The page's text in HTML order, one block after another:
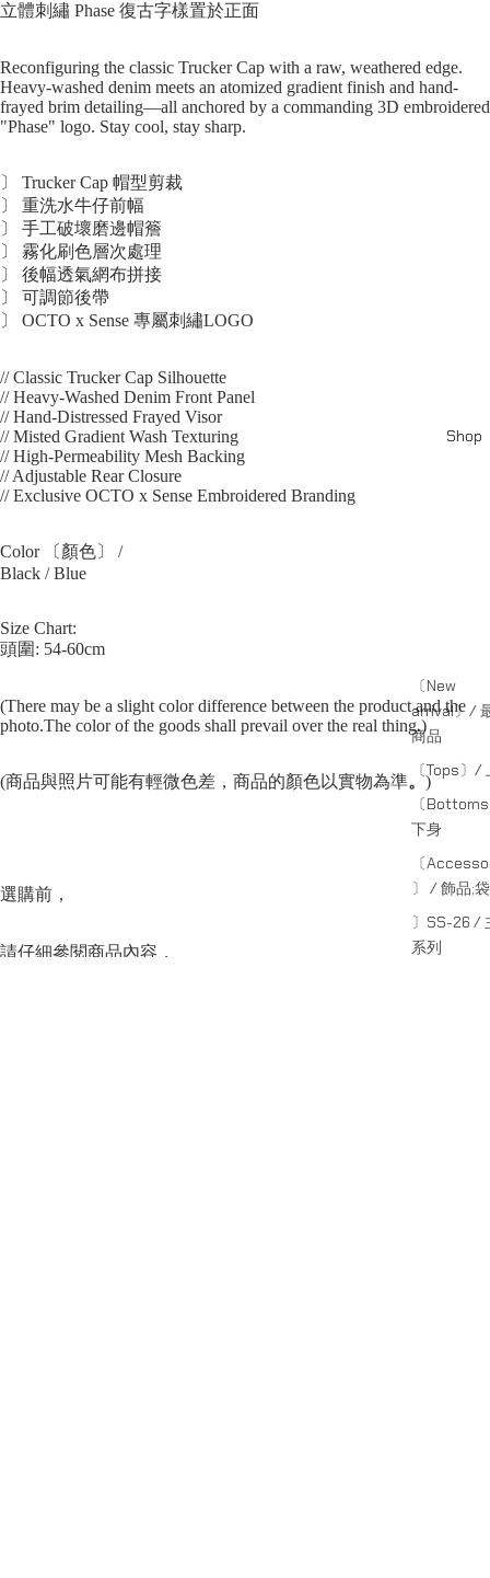
Shop
〔New
arrival〕/
商品
〔Tops〕/
〔
下身
〔
〕 / 飾品;袋
〕SS-26 /
系列
立體刺繡 Phase 復古字樣置於正面
Reconfiguring the classic Trucker Cap with a raw, weathered edge.
Heavy-washed denim meets an atomized gradient finish and hand-
frayed brim detailing—all anchored by a commanding 3D embroidered
"Phase" logo. Stay cool, stay sharp.
〕 Trucker Cap 帽型剪裁
〕 重洗水牛仔前幅
〕 手工破壞磨邊帽簷
〕 霧化刷色層次處理
〕 後幅透氣網布拼接
〕 可調節後帶
〕 OCTO x Sense 專屬刺繡LOGO
// Classic Trucker Cap Silhouette
// Heavy-Washed Denim Front Panel
// Hand-Distressed Frayed Visor
// Misted Gradient Wash Texturing
// High-Permeability Mesh Backing
// Adjustable Rear Closure
// Exclusive OCTO x Sense Embroidered Branding
Color 〔顏色〕 /
Black / Blue
Size Chart:
頭圍: 54-60cm
(There may be a slight color difference between the product and the
photo.The color of the goods shall prevail over the real thing.)
(商品與照片可能有輕微色差，商品的顏色以實物為準。)
選購前，
請仔細參閱商品內容，